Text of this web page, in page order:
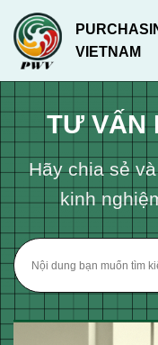
Chuyển
đến
nội
dung
VIETNAM
TƯ VẤN
Hãy chia sẻ
kinh